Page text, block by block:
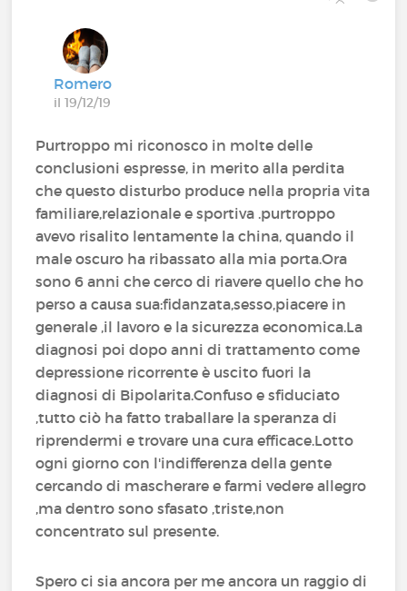
Romero
il 19/12/19
Purtroppo mi riconosco in molte delle
conclusioni espresse, in merito alla perdita
che questo disturbo produce nella propria vita
familiare,relazionale e sportiva .purtroppo
avevo risalito lentamente la china, quando il
male oscuro ha ribassato alla mia porta.Ora
sono 6 anni che cerco di riavere quello che ho
perso a causa sua:fidanzata,sesso,piacere in
generale ,il lavoro e la sicurezza economica.La
diagnosi poi dopo anni di trattamento come
depressione ricorrente è uscito fuori la
diagnosi di Bipolarita.Confuso e sfiduciato
,tutto ciò ha fatto traballare la speranza di
riprendermi e trovare una cura efficace.Lotto
ogni giorno con l'indifferenza della gente
cercando di mascherare e farmi vedere allegro
,ma dentro sono sfasato ,triste,non
concentrato sul presente.
Spero ci sia ancora per me ancora un raggio di